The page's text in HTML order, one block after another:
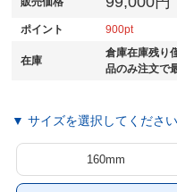
ポイント 900
在庫
倉庫在庫残り
品のみ注文で
▼ サイズを選択してください
160mm